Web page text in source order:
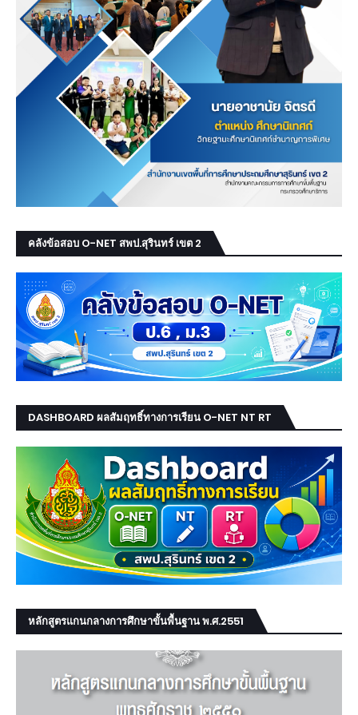
คลังข้อสอบ O-NET สพป.สุรินทร์ เขต 2
DASHBOARD ผลสัมฤทธิ์ทางการเรียน O-NET NT RT
หลักสูตรแกนกลางการศึกษาขั้นพื้นฐาน พ.ศ.2551